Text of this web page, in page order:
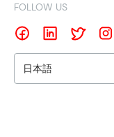
FOLLOW US
日本語